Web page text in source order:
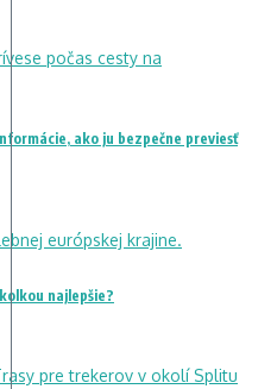
ako ju bezpečne previesť
najlepšie?